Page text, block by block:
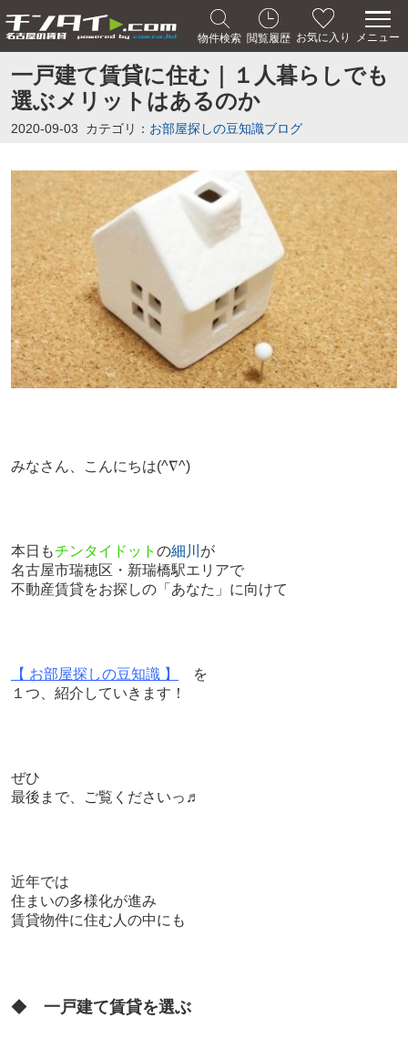
物件検索 閲覧履歴 お気に入り メニュー
一戸建て賃貸に住む｜１人暮らしでも
選ぶメリットはあるのか
2020-09-03 カテゴリ： お部屋探しの豆知識ブログ
みなさん、こんにちは(^∇^)
本日もチンタイドット の細川 が
名古屋市瑞穂区・新瑞橋駅エリアで
不動産賃貸をお探しの「あなた」に向けて
【 お部屋探しの豆知識 】
を
１つ、紹介していきます！
ぜひ
最後まで、ご覧くださいっ♬
近年では
住まいの多様化が進み
賃貸物件に住む人の中にも
◆ 一戸建て賃貸を選ぶ